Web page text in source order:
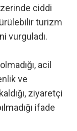
ciddi
turizm
vurguladı.
acil
ve
ziyaretçi
ifade